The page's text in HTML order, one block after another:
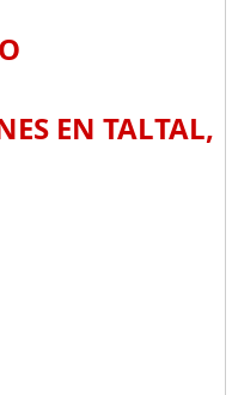
EN TALTAL,